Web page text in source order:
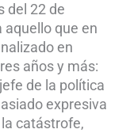
del 22 de
aquello que en
en
años y más:
de la política
expresiva
catástrofe,